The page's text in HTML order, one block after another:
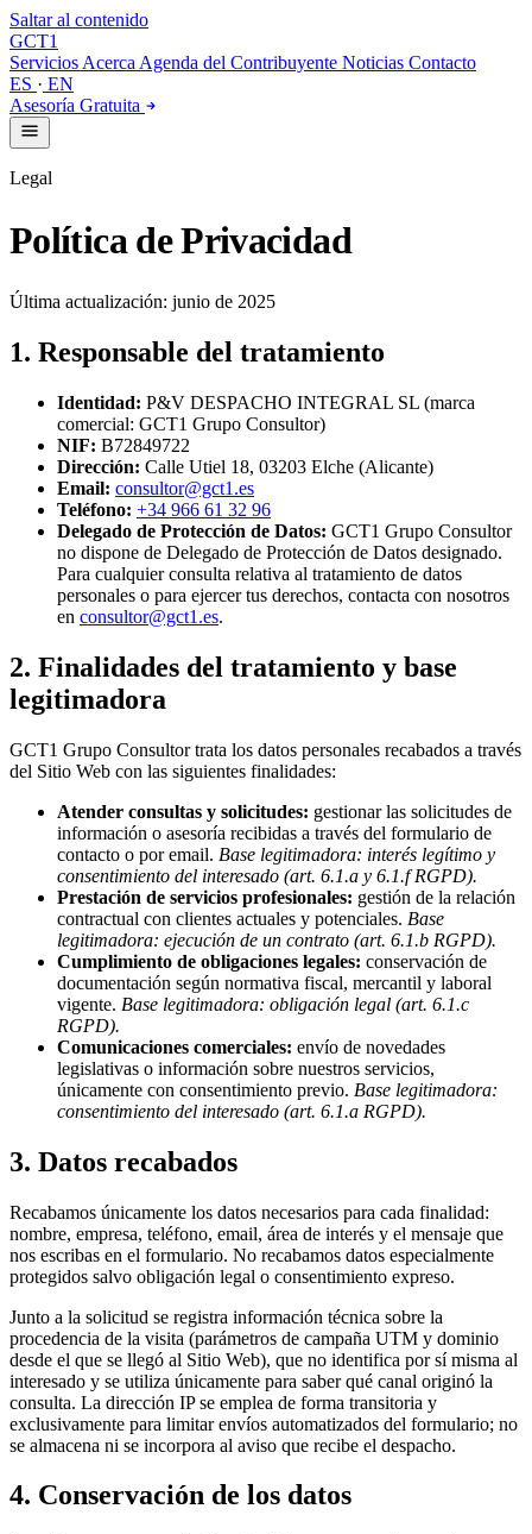
Saltar al contenido
GCT1
Servicios Acerca Agenda del Contribuyente Noticias Contacto
ES · EN
Asesoría Gratuita
Legal
Política de Privacidad
Última actualización: junio de 2025
1. Responsable del tratamiento
Identidad: P&V DESPACHO INTEGRAL SL (marca
comercial: GCT1 Grupo Consultor)
NIF: B72849722
Dirección: Calle Utiel 18, 03203 Elche (Alicante)
Email: consultor@gct1.es
Teléfono: +34 966 61 32 96
Delegado de Protección de Datos: GCT1 Grupo Consultor
no dispone de Delegado de Protección de Datos designado.
Para cualquier consulta relativa al tratamiento de datos
personales o para ejercer tus derechos, contacta con nosotros
en consultor@gct1.es.
2. Finalidades del tratamiento y base
legitimadora
GCT1 Grupo Consultor trata los datos personales recabados a través
del Sitio Web con las siguientes finalidades:
Atender consultas y solicitudes: gestionar las solicitudes de
información o asesoría recibidas a través del formulario de
contacto o por email. Base legitimadora: interés legítimo y
consentimiento del interesado (art. 6.1.a y 6.1.f RGPD).
Prestación de servicios profesionales: gestión de la relación
contractual con clientes actuales y potenciales. Base
legitimadora: ejecución de un contrato (art. 6.1.b RGPD).
Cumplimiento de obligaciones legales: conservación de
documentación según normativa fiscal, mercantil y laboral
vigente. Base legitimadora: obligación legal (art. 6.1.c
RGPD).
Comunicaciones comerciales: envío de novedades
legislativas o información sobre nuestros servicios,
únicamente con consentimiento previo. Base legitimadora:
consentimiento del interesado (art. 6.1.a RGPD).
3. Datos recabados
Recabamos únicamente los datos necesarios para cada finalidad:
nombre, empresa, teléfono, email, área de interés y el mensaje que
nos escribas en el formulario. No recabamos datos especialmente
protegidos salvo obligación legal o consentimiento expreso.
Junto a la solicitud se registra información técnica sobre la
procedencia de la visita (parámetros de campaña UTM y dominio
desde el que se llegó al Sitio Web), que no identifica por sí misma al
interesado y se utiliza únicamente para saber qué canal originó la
consulta. La dirección IP se emplea de forma transitoria y
exclusivamente para limitar envíos automatizados del formulario; no
se almacena ni se incorpora al aviso que recibe el despacho.
4. Conservación de los datos